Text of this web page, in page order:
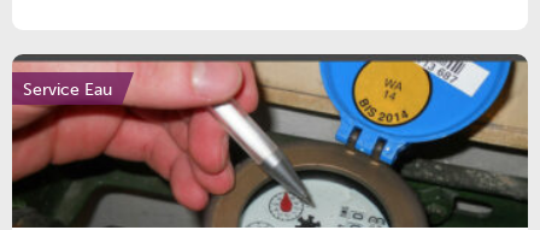
Service Eau